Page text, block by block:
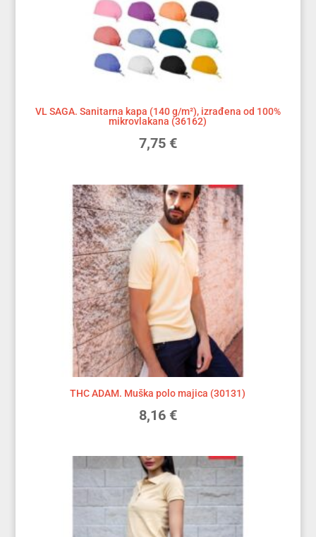
VL SAGA. Sanitarna kapa (140 g/m²), izrađena od 100%
mikrovlakana (36162)
7,75 €
THC ADAM. Muška polo majica (30131)
8,16 €